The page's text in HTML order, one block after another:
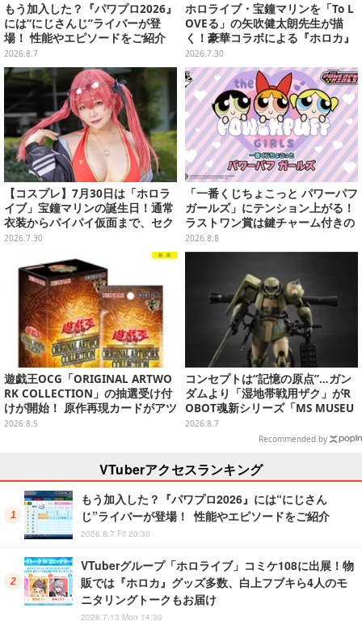
もう加入した？『パワプロ2026』
には“にじさんじ”ライバーが登
場！ 性能やエピソードをご紹介
2026.8.7
ホロライブ・宝鐘マリンを「To L
OVEる」の矢吹健太朗先生が描
く！豪華コラボによる『ホロカ』
限定カードがお披露目
2026.7.30
【コスプレ】7月30日は「ホロラ
イブ」宝鐘マリンの誕生日！通常
衣装からパイパイ仮面まで、セク
シーで可愛い美女レイヤーまとめ
2026.7.30
「一番くじちょこっと パワーパフ
ガールズ」にテンション上がる！
ラストワン賞は鍵チャーム付きの
シール帳スペシャルセット
2026.8.8
遊戯王OCG「ORIGINAL ARTWO
RK COLLECTION」の抽選受け付
けが開始！ 原作再現カードがアツ
いスペシャルパック
2026.8.5
コンセプトは“記憶の原点”…ガン
ダムより「湿地帯戦用ザク」がR
OBOT魂新シリーズ「MS MUSEU
M」で商品化！博物館イメージの
2026.8.7
Recommended by
VTuberアクセスランキング
もう加入した？『パワプロ2026』には“にじさん
じ”ライバーが登場！ 性能やエピソードをご紹介
2026.8.7 Fri 20:30
VTuberグループ「ホロライブ」コミケ108に出展！物
販では『ホロカ』グッズ多数、白上フブキら4人のモ
ニタリングトークもお届け
2026.7.13 Mon 14:30